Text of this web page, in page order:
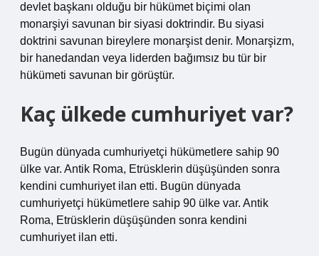
devlet başkanı olduğu bir hükümet biçimi olan
monarşiyi savunan bir siyasi doktrindir. Bu siyasi
doktrini savunan bireylere monarşist denir. Monarşizm,
bir hanedandan veya liderden bağımsız bu tür bir
hükümeti savunan bir görüştür.
Kaç ülkede cumhuriyet var?
Bugün dünyada cumhuriyetçi hükümetlere sahip 90
ülke var. Antik Roma, Etrüsklerin düşüşünden sonra
kendini cumhuriyet ilan etti. Bugün dünyada
cumhuriyetçi hükümetlere sahip 90 ülke var. Antik
Roma, Etrüsklerin düşüşünden sonra kendini
cumhuriyet ilan etti.